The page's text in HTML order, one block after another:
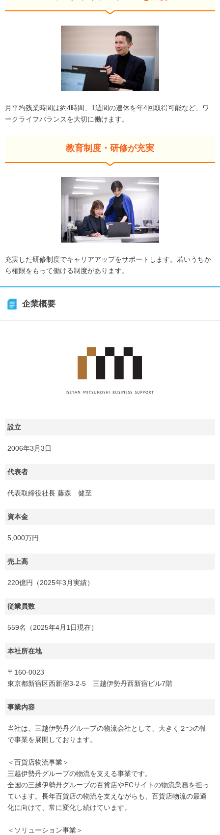
月平均残業時間は約4時間、1週間の連休を年4回取得可能など、ワ
ークライフバランスを大切に働けます。
教育制度・研修が充実
充実した研修制度でキャリアアップをサポートします。若いうちか
ら権限をもって働ける制度があります。
企業概要
設立
2006年3月3日
代表者
代表取締役社長 藤森 健至
資本金
5,000万円
売上高
220億円（2025年3月実績）
従業員数
559名（2025年4月1日現在）
本社所在地
〒160-0023
東京都新宿区西新宿3-2-5 三越伊勢丹西新宿ビル7階
事業内容
当社は、三越伊勢丹グループの物流会社として、大きく２つの軸
で事業を展開しております。
＜百貨店物流事業＞
三越伊勢丹グループの物流を支える事業です。
全国の三越伊勢丹グループの百貨店やECサイトの物流業務を担っ
ています。長年百貨店の物流を支えながらも、百貨店物流の最適
化に向けて、常に変化し続けています。
＜ソリューション事業＞